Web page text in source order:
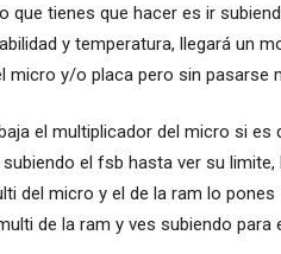
que tienes que hacer es ir
y temperatura, llegará un
micro y/o placa pero sin pasarse
el multiplicador del micro si
el fsb hasta ver su
del micro y el de la ram lo
de la ram y ves subiendo